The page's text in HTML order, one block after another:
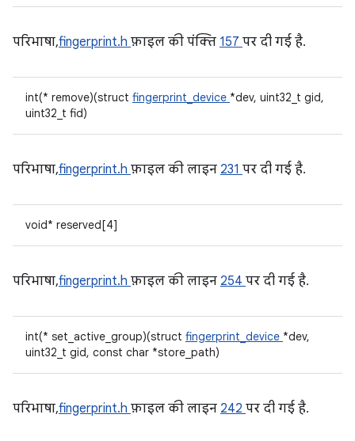
परिभाषा,fingerprint.h फ़ाइल की पंक्ति 157 पर दी गई है.
int(* remove)(struct fingerprint_device *dev, uint32_t gid,
uint32_t fid)
परिभाषा,fingerprint.h फ़ाइल की लाइन 231 पर दी गई है.
void* reserved[4]
परिभाषा,fingerprint.h फ़ाइल की लाइन 254 पर दी गई है.
int(* set_active_group)(struct fingerprint_device *dev,
uint32_t gid, const char *store_path)
परिभाषा,fingerprint.h फ़ाइल की लाइन 242 पर दी गई है.